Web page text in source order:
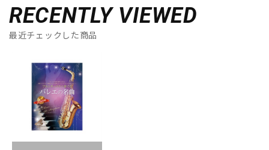
RECENTLY VIEWED
最近チェックした商品